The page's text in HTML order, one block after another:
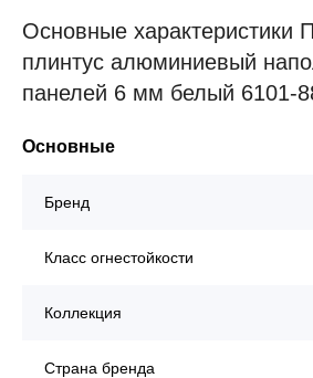
Основные характеристики
плинтус алюминиевый
панелей 6 мм белый 6101-
Основные
Бренд
Класс огнестойкости
Коллекция
Страна бренда